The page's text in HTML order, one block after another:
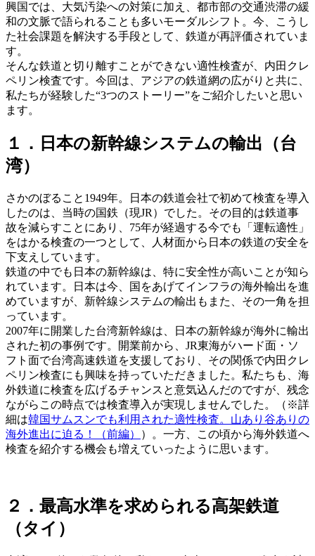
興国では、大気汚染への対策に加え、都市部の交通渋滞の緩
和の文脈で語られることも多いモーダルシフト。今、こうし
た社会課題を解決する手段として、鉄道が再評価されていま
す。
そんな鉄道と切り離すことができない適性検査が、内田クレ
ペリン検査です。今回は、アジアの鉄道網の広がりと共に、
私たちが経験した“3つのストーリー”をご紹介したいと思い
ます。
１．日本の新幹線システムの輸出（台
湾）
さかのぼること1949年。日本の鉄道会社で初めて検査を導入
したのは、当時の国鉄（現JR）でした。その目的は鉄道事
故を減らすことにあり、75年が経過する今でも「運転適性」
をはかる検査の一つとして、人材面から日本の鉄道の安全を
下支えしています。
鉄道の中でも日本の新幹線は、特に安全性が高いことが知ら
れています。日本は今、国をあげてインフラの海外輸出を進
めていますが、新幹線システムの輸出もまた、その一角を担
っています。
2007年に開業した台湾新幹線は、日本の新幹線が海外に輸出
された初の事例です。開業前から、JR東海がハード面・ソ
フト面で台湾高速鉄道を支援しており、その関係で内田クレ
ペリン検査にも興味を持っていただきました。私たちも、海
外鉄道に検査を広げるチャンスと意気込んだのですが、残念
ながらこの時点では検査導入が実現しませんでした。（※詳
細は韓国サムスンでも利用された適性検査。山あり谷ありの
海外進出に迫る！（前編）
）。一方、この頃から海外鉄道へ
検査を紹介する機会も増えていったように思います。
２．最高水準を求められる高架鉄道
（タイ）